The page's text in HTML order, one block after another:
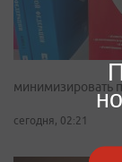
минимизировать
сегодня, 02:21